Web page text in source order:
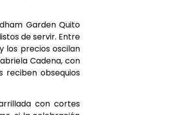
Garden Quito
de servir. Entre
los precios oscilan
Cadena, con
reciben obsequios
con cortes